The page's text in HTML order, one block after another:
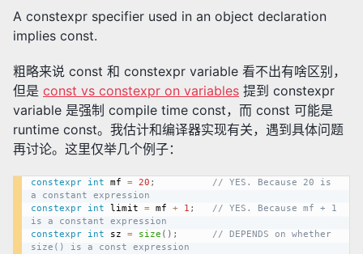
A constexpr specifier used in an object declaration
implies const.
粗略来说 const 和 constexpr variable 看不出有啥区别，
但是 const vs constexpr on variables 提到 constexpr
variable 是强制 compile time const，而 const 可能是
runtime const。我估计和编译器实现有关，遇到具体问题
再讨论。这里仅举几个例子：
constexpr int mf = 20 ;
// YES. Because 20 is
a constant expression
constexpr
int limit = mf + 1 ;
// YES. Because mf + 1
is a constant expression
constexpr
int sz = size ( ) ;
// DEPENDS on whether
size() is a const expression